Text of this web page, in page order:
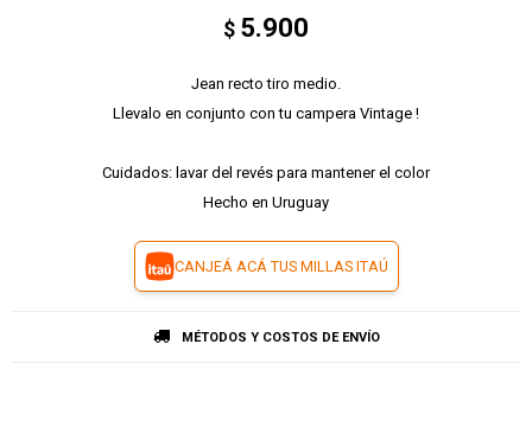
$ 5.900
Jean recto tiro medio.
Llevalo en conjunto con tu campera Vintage !
Cuidados: lavar del revés para mantener el color
Hecho en Uruguay
CANJEÁ ACÁ TUS MILLAS ITAÚ
MÉTODOS Y COSTOS DE ENVÍO